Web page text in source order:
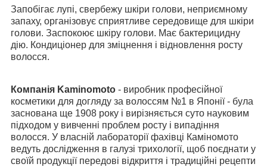
Запобігає лупі, свербежу шкіри голови, неприємному
запаху, організовує сприятливе середовище для шкіри
голови. Заспокоює шкіру голови. Має бактерицидну
дію. Кондиціонер для зміцнення і відновлення росту
волосся.
Компанія Kaminomoto - виробник професійної
косметики для догляду за волоссям №1 в Японії - була
заснована ще 1908 року і вирізняється суто науковим
підходом у вивченні проблем росту і випадіння
волосся. У власній лабораторії фахівці Каміномото
ведуть дослідження в галузі трихології, щоб поєднати у
своїй продукції передові відкриття і традиційні рецепти